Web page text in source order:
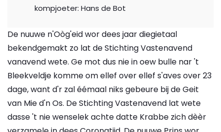
kompjoeter: Hans de Bot
De nuuwe n'Oòg'eid wor dees jaar diegietaal
bekendgemakt zo lat de Stichting Vastenavend
vanavend wete. Ge mot dus nie in oew bulle nar 't
Bleekveldje komme om ellef over ellef s'aves over 23
dage, want d'r zal éémaal niks gebeure bij de Geit
van Mie d'n Os. De Stichting Vastenavend lat wete
dasse 't nie wenselek achte datte Krabbe zich dèèr